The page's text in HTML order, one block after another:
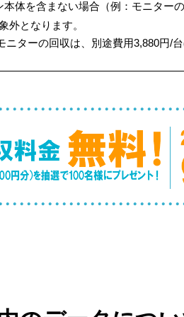
体を含まない場合（例：モニター
外となります。
ターの回収は、別途費用3,880円/台